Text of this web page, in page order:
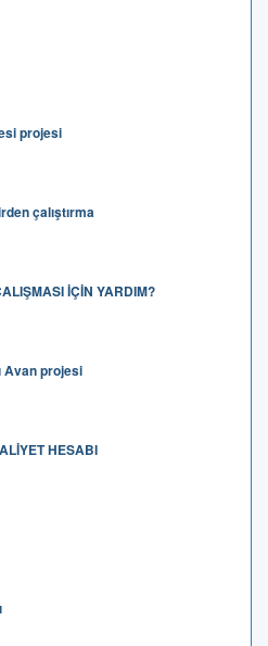
projesi
çalıştırma
İÇİN YARDIM?
Avan projesi
HESABI